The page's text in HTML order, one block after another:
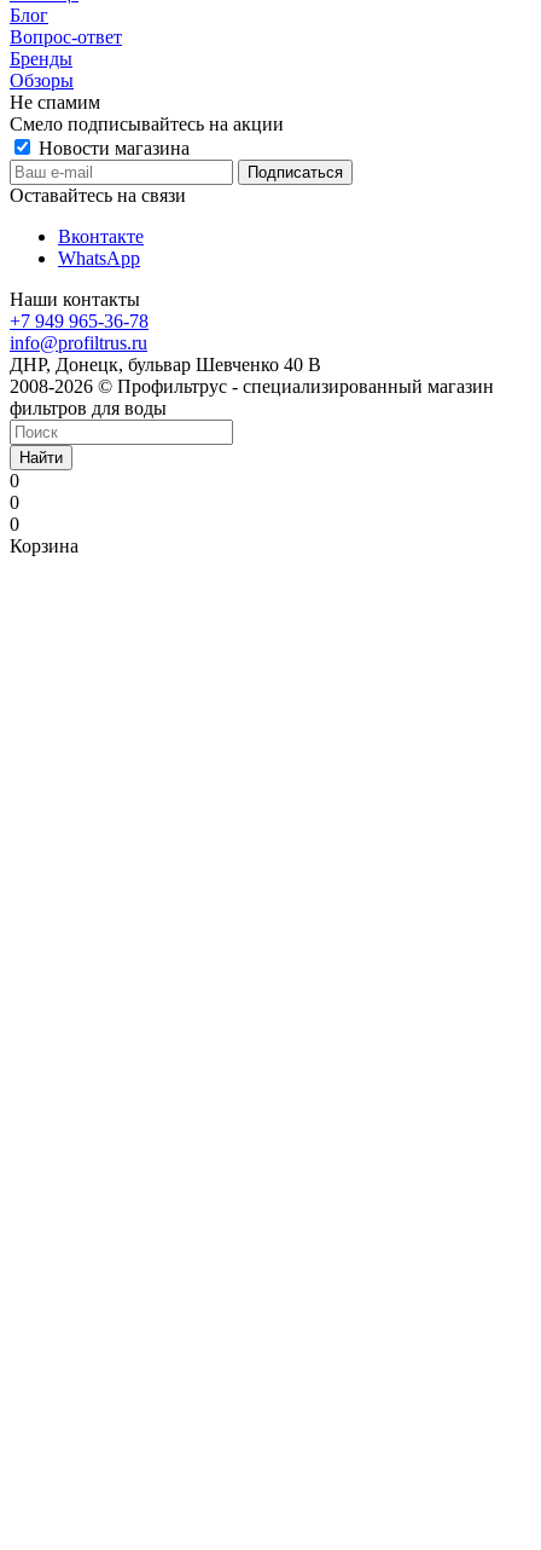
Блог
Вопрос-ответ
Бренды
Обзоры
Не спамим
Смело подписывайтесь на акции
Новости магазина
Оставайтесь на связи
Вконтакте
WhatsApp
Наши контакты
+7 949 965-36-78
info@profiltrus.ru
ДНР, Донецк, бульвар Шевченко 40 В
2008-2026 © Профильтрус - специализированный магазин
фильтров для воды
Найти
0
0
0
Корзина